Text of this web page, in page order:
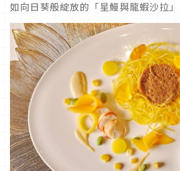
如向日葵般綻放的「星鰻與龍蝦沙拉」